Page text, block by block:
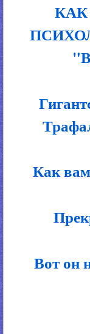
Как
Вот он